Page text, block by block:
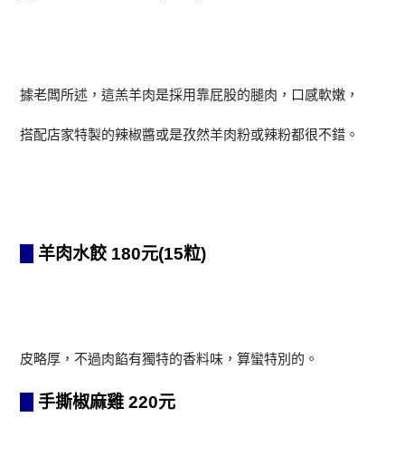
據老闆所述，這羔羊肉是採用靠屁股的腿肉，口感軟嫩，
搭配店家特製的辣椒醬或是孜然羊肉粉或辣粉都很不錯。
羊肉水餃 180元(15粒)
皮略厚，不過肉餡有獨特的香料味，算蠻特別的。
手撕椒麻雞 220元